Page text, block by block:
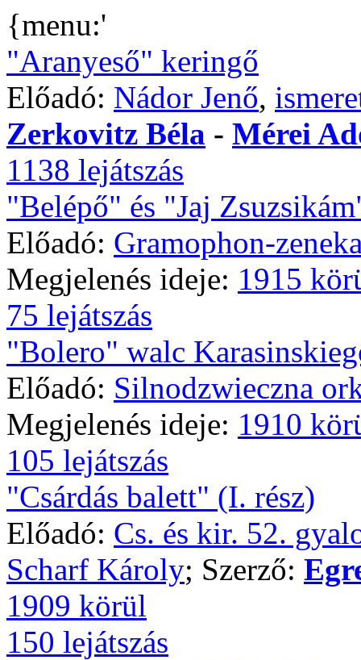
{menu:'
"Aranyeső" keringő
Előadó: Nádor Jenő,
Zerkovitz Béla - Mérei
1138 lejátszás
"Belépő" és "Jaj
Előadó: Gramophon-
Megjelenés ideje: 1915
75 lejátszás
"Bolero" walc
Előadó: Silnodzwieczna
Megjelenés ideje: 1910
105 lejátszás
"Csárdás balett" (I. rész)
Előadó: Cs. és kir. 52.
Scharf Károly; Szerző:
1909 körül
150 lejátszás